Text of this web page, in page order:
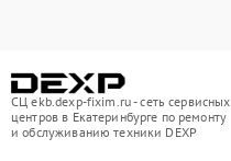
СЦ ekb.dexp-fixim.ru - сеть сервисных
центров в Екатеринбурге по ремонту
и обслуживанию техники DEXP